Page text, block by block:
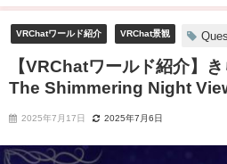
VRChatワールド紹介 VRChat景観
【VRChatワールド紹介】
The Shimmering Night
2025年7月17日 2025年7月6日